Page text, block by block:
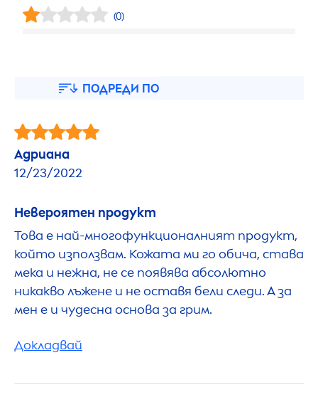
(0)
ПОДРЕДИ ПО
Адриана
12/23/2022
Невероятен продукт
Това е най-многофункционалният продукт,
който използвам. Кожата ми го обича, става
мека и нежна, не се появява абсолютно
никакво лъжене и не оставя бели следи. А за
мен е и чудесна основа за грим.
Докладвай